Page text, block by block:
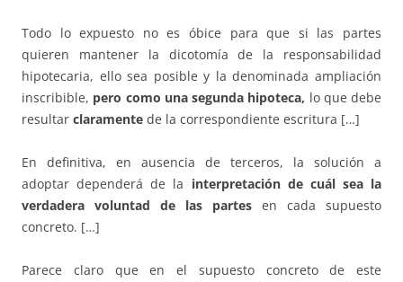
Todo lo expuesto no es óbice para que si las partes
quieren mantener la dicotomía de la responsabilidad
hipotecaria, ello sea posible y la denominada ampliación
inscribible, pero como una segunda hipoteca, lo que debe
resultar claramente de la correspondiente escritura […]
En definitiva, en ausencia de terceros, la solución a
adoptar dependerá de la interpretación de cuál sea la
verdadera voluntad de las partes en cada supuesto
concreto. […]
Parece claro que en el supuesto concreto de este